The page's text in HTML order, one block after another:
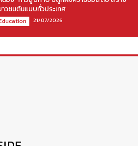
าวชนต้นแบบทั่วประเทศ
21/07/2026